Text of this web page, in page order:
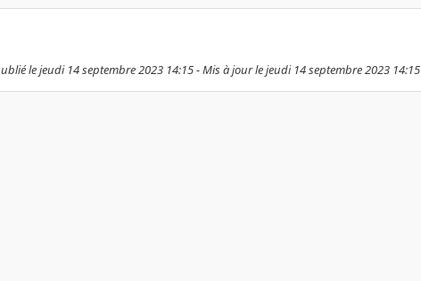
le jeudi 14 septembre 2023 14:15 - Mis à jour le jeudi 14 septembre 2023 14:15